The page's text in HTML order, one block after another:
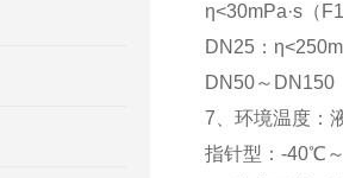
η<30mPa·s（
DN25：
DN50～DN150
7、环境温度
指针型：-40℃